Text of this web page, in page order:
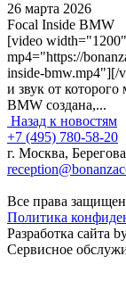
26 марта 2026
Focal Inside BMW
[video
mp4="https://
inside-bmw.mp4"][/
и звук от
BMW создана,...
Назад к новостям
+7 (495) 780-58-20
г. Москва,
Все права
Политика
Разработка сайта
Сервисное